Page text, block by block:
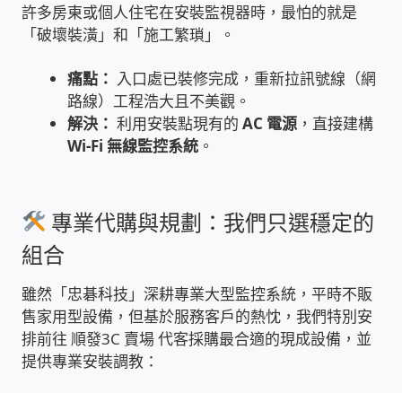
雲端儲值型電表
電子鎖安裝-實績案例
電腦資訊-實績案例
聯絡我們
徵 伙伴
公益贊助、社會貢獻
許多房東或個人住宅在安裝監視器時，最怕的就是
「破壞裝潢」和「施工繁瑣」。
痛點： 入口處已裝修完成，重新拉訊號線（網
路線）工程浩大且不美觀。
解決： 利用安裝點現有的AC 電源 ，直接建構
Wi-Fi 無線監控系統 。
專業代購與規劃：我們只選穩定的
組合
雖然「忠碁科技」深耕專業大型監控系統，平時不販
售家用型設備，但基於服務客戶的熱忱，我們特別安
排前往 順發3C 賣場 代客採購最合適的現成設備，並
提供專業安裝調教：